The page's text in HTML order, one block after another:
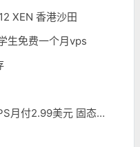
XEN 香港沙田
生免费一个月vps
SkilledNerd：OpenVZ架构的VPS月付2.99美元 固态硬盘